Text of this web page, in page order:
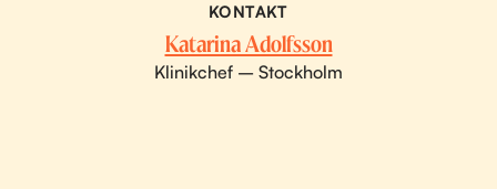
KONTAKT
Katarina Adolfsson
Klinikchef – Stockholm